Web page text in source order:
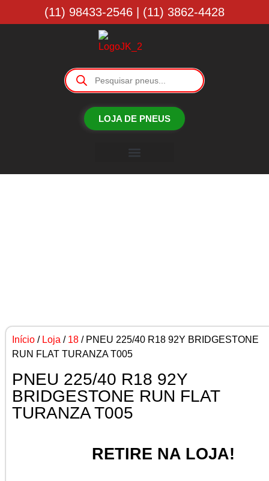
(11) 98433-2546 | (11) 3862-4428
LOJA DE PNEUS
Início / Loja / 18 / PNEU 225/40 R18 92Y BRIDGESTONE
RUN FLAT TURANZA T005
PNEU 225/40 R18 92Y
BRIDGESTONE RUN FLAT
TURANZA T005
RETIRE NA LOJA!